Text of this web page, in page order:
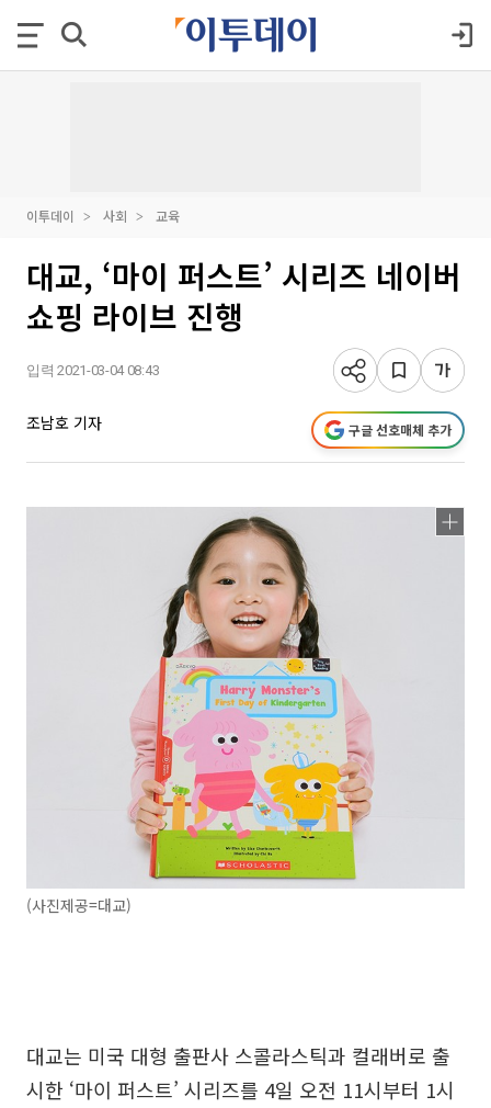
이투데이 사회 교육
대교, ‘마이 퍼스트’ 시리즈 네이버
쇼핑 라이브 진행
입력 2021-03-04 08:43
조남호 기자 구글 선호매체 추가
(사진제공=대교)
대교는 미국 대형 출판사 스콜라스틱과 컬래버로 출
시한 ‘마이 퍼스트’ 시리즈를 4일 오전 11시부터 1시